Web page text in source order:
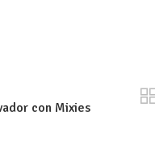
con Mixies